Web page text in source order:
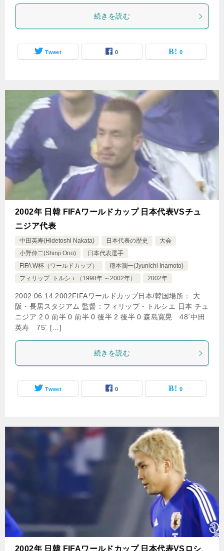
続きを読む
Tweet 0 0
2002年 日韓 FIFAワールドカップ 日本代表VSチュ
ニジア代表
中田英寿(Hidetoshi Nakata) 日本代表の歴史
大会
小野伸二(Shinji Ono)
日本代表選手
FIFA W杯（ワールドカップ）
稲本潤一(Jyunichi Inamoto)
フィリップ･トルシエ（1998年 ～2002年）
2002年
2002.06.14 2002FIFAワールドカップ日本/韓国場所： 大
阪・長居スタジアム 監督：フィリップ・トルシエ 日本 チュ
ニジア 2 0 前半 0 前半 0 後半 2 後半 0 森島寛晃 48´中田
英寿 75´ […]
続きを読む
Tweet 0 0
2002年 日韓 FIFAワールドカップ 日本代表VSロシ